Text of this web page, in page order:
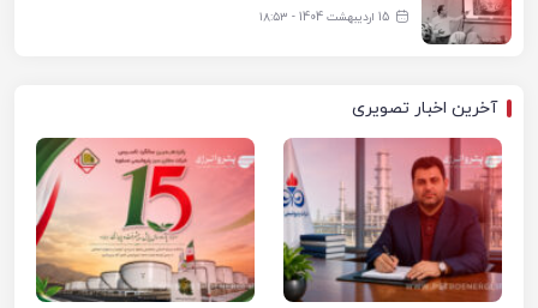
15 اردیبهشت 1404 - ۱۸:۵۳
آخرین اخبار تصویری